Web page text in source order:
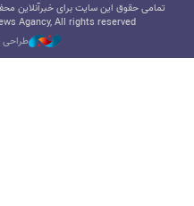
تمامی حقوق این سایت برای خبرآنلاین
Agancy, All rights reserved
طراحی